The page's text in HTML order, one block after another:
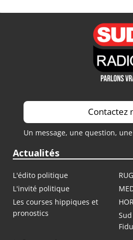
Contactez
Un message, une question,
Actualités
L'édito politique
L'invité politique
Les courses hippiques et
pronostics